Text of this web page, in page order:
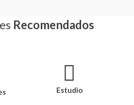
Recomendados
Estudio